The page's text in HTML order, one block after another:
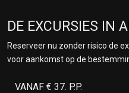
DE EXCURSIES IN
Reserveer nu zonder risico de
voor aankomst op de
VANAF € 37. P.P.